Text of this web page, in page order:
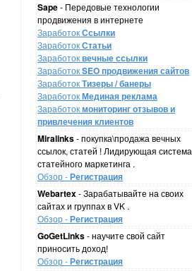
Sape- Передовые технологии
продвижения в интернете
ЗаработокСсылки
ЗаработокСтатьи
Заработоквечные ссылки
ЗаработокSEO продвижения сайтов
ЗаработокТизеры / банеры
ЗаработокМединая реклама
Заработокмониторинг отзывов и
привлечения клиентов
Miralinks- покупка\продажа вечных
ссылок, статей ! Лидирующая система
статейного маркетинга .
Обзор -Регистрация
Webartex- Зарабатывайте на своих
сайтах и группах в VK .
Обзор -Регистрация
GoGetLinks- научите свой сайт
приносить доход!
Обзор -Регистрация